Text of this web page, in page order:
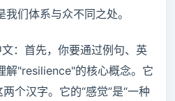
们体系与众不同之处。
：首先，你要通过例句、英
解"resilience"的核心概念。它
个汉字。它的“感觉”是“一种